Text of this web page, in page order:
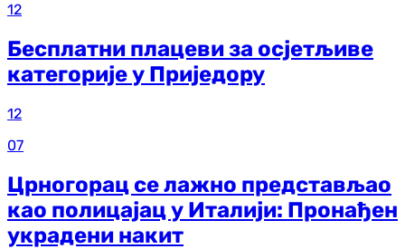
12
Бесплатни плацеви за осјетљиве
категорије у Приједору
12
07
Црногорац се лажно представљао
као полицајац у Италији: Пронађен
украдени накит